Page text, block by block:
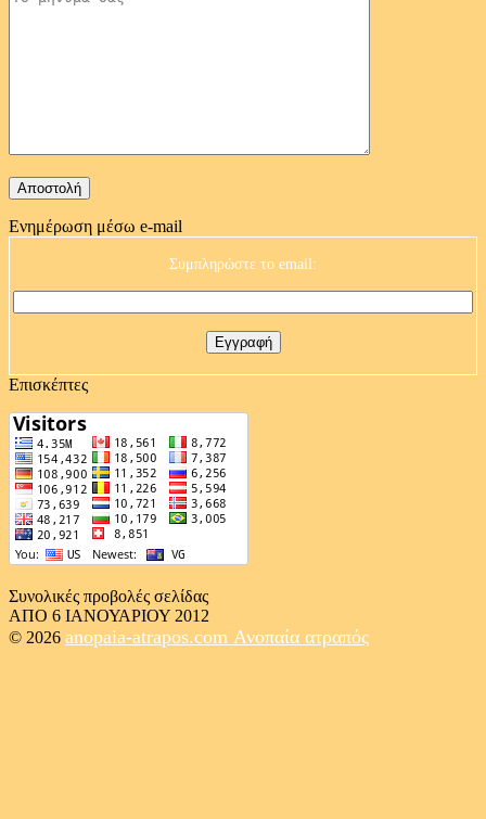
Ενημέρωση μέσω e-mail
Συμπληρώστε το email:
Επισκέπτες
Συνολικές προβολές σελίδας
ΑΠΟ 6 ΙΑΝΟΥΑΡΙΟΥ 2012
© 2026 anopaia-atrapos.com Ανοπαία ατραπός